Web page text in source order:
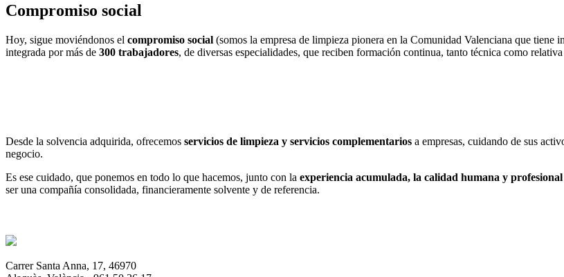
Compromiso social
Hoy, sigue moviéndonos el compromiso social (somos la empresa de limpieza pionera en la Comunidad Valenciana que
integrada por más de 300 trabajadores, de diversas especialidades, que reciben formación continua, tanto técnica como
Desde la solvencia adquirida, ofrecemos servicios de limpieza y servicios complementarios a empresas, cuidando de sus
negocio.
Es ese cuidado, que ponemos en todo lo que hacemos, junto con la experiencia acumulada, la calidad humana y
ser una compañía consolidada, financieramente solvente y de referencia.
Carrer Santa Anna, 17, 46970